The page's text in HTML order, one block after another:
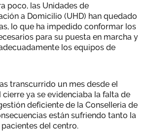
poco, las Unidades de
a Domicilio (UHD) han quedado
lo que ha impedido conformar los
para su puesta en marcha y
los equipos de
transcurrido un mes desde el
ya se evidenciaba la falta de
deficiente de la Conselleria de
están sufriendo tanto la
del centro.